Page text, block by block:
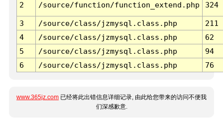
2 /source/function/function_extend.php 324
3 /source/class/jzmysql.class.php
211
4
/source/class/jzmysql.class.php
62
5
/source/class/jzmysql.class.php
94
6
/source/class/jzmysql.class.php 76
www.365jz.com 已经将此出错信息详细记录, 由此给您带来的访问不便我
们深感歉意.